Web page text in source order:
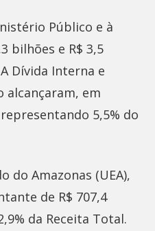
Público e à
bilhões e R$ 3,5
Dívida Interna e
alcançaram, em
5,5% do
do Amazonas (UEA),
de R$ 707,4
da Receita Total.